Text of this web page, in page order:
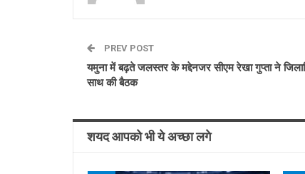
PREV POST
यमुना में बढ़ते जलस्तर के मद्देनजर सीएम रेखा गुप्ता ने
साथ की बैठक
शयद आपको भी ये अच्छा लगे